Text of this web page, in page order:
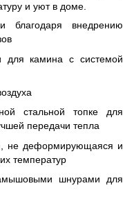
и уют в доме.
благодаря внедрению
для камина с системой
стальной топке для
передачи тепла
не деформирующаяся и
температур
шнурами для